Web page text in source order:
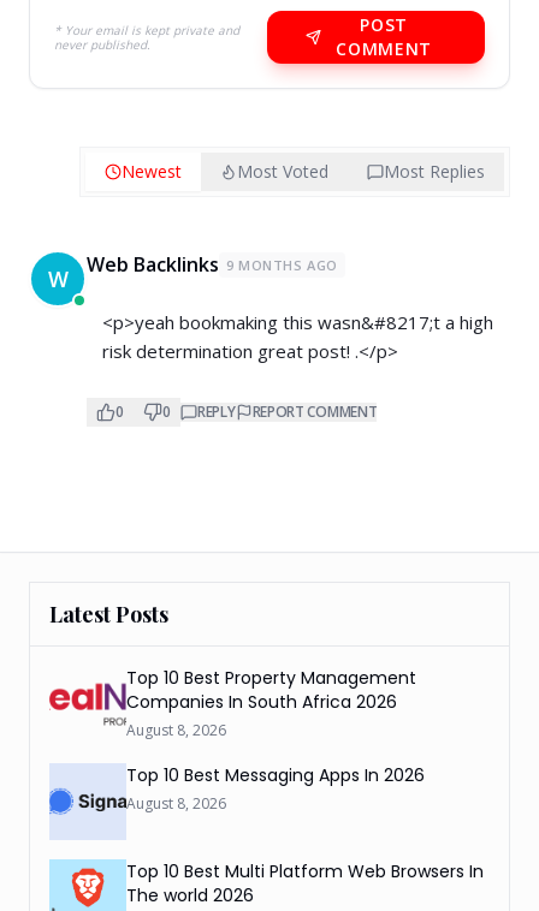
* Your email is kept private and
never published.
POST
COMMENT
Newest Most Voted Most Replies
W Web Backlinks 9 MONTHS AGO
<p>yeah bookmaking this wasn&#8217;t a high
risk determination great post! .</p>
0 0 REPLY REPORT COMMENT
Latest Posts
Top 10 Best Property Management
Companies In South Africa 2026
August 8, 2026
Top 10 Best Messaging Apps In 2026
August 8, 2026
Top 10 Best Multi Platform Web Browsers In
The world 2026